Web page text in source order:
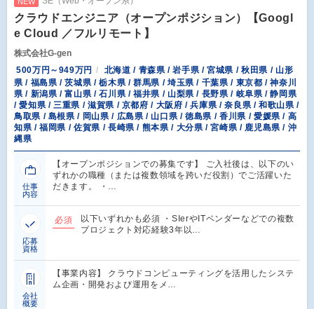
クラウドエンジニア（オープンポジション）【Googl
e Cloud ／フルリモート】
株式会社G-gen
500万円～949万円
北海道 / 青森県 / 岩手県 / 宮城県 / 秋田県 / 山形
県 / 福島県 / 茨城県 / 栃木県 / 群馬県 / 埼玉県 / 千葉県 / 東京都 / 神奈川
県 / 新潟県 / 富山県 / 石川県 / 福井県 / 山梨県 / 長野県 / 岐阜県 / 静岡県
/ 愛知県 / 三重県 / 滋賀県 / 京都府 / 大阪府 / 兵庫県 / 奈良県 / 和歌山県 /
鳥取県 / 島根県 / 岡山県 / 広島県 / 山口県 / 徳島県 / 香川県 / 愛媛県 / 高
知県 / 福岡県 / 佐賀県 / 長崎県 / 熊本県 / 大分県 / 宮崎県 / 鹿児島県 / 沖
縄県
仕事
内容
【オープンポジションでの募集です】 ご入社後は、以下のい
ずれかの職種（または複数領域を跨いだ役割）でご活躍いた
だきます。 ・…
応募
資格
必須
以下いずれかも必須 ・SIerやITベンダーなどでの複数
プロジェクト対応経験3年以…
会社
概要
【事業内容】 クラウドコンピューティングを活用したシステ
ム企画・開発および運用をメ…